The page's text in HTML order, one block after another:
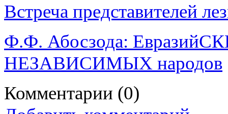
Встреча представителей
Ф.Ф. Абосзода:
НЕЗАВИСИМЫХ народов
Комментарии (0)